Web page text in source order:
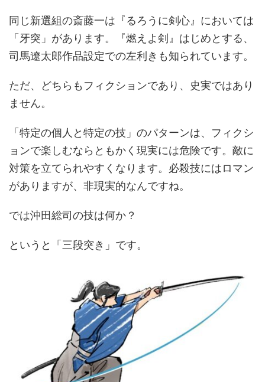
同じ新選組の斎藤一は『るろうに剣心』においては
「牙突」があります。『燃えよ剣』はじめとする、
司馬遼太郎作品設定での左利きも知られています。
ただ、どちらもフィクションであり、史実ではあり
ません。
「特定の個人と特定の技」のパターンは、フィクシ
ョンで楽しむならともかく現実には危険です。敵に
対策を立てられやすくなります。必殺技にはロマン
がありますが、非現実的なんですね。
では沖田総司の技は何か？
というと「三段突き」です。